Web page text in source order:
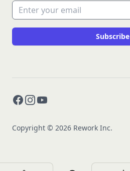
Email address
Subscribe
Facebook
Instagram
YouTube
Copyright © 2026 Rework Inc.